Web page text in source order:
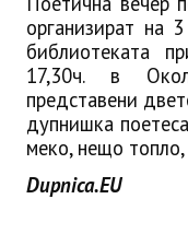
организират на
библиотеката
17,30ч. в
представени
дупнишка
меко, нещо топло,
Dupnica.EU